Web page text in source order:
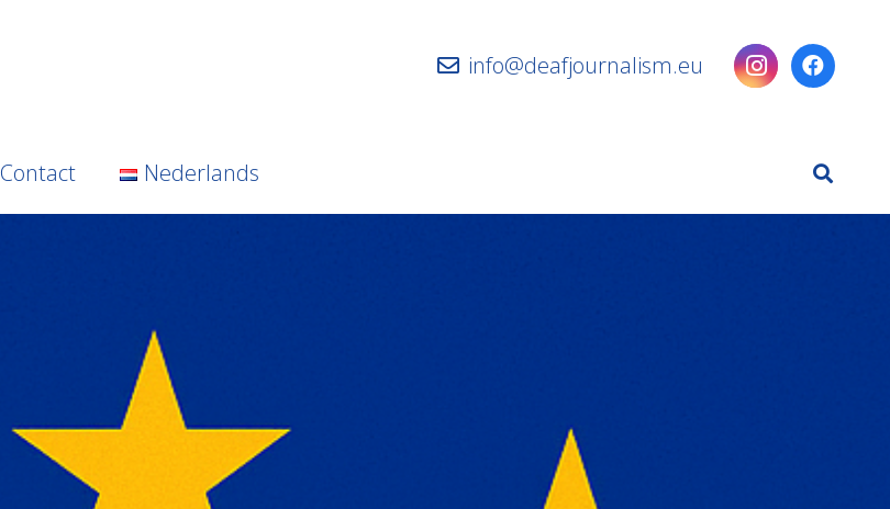
info@deafjournalism.eu
Contact Nederlands